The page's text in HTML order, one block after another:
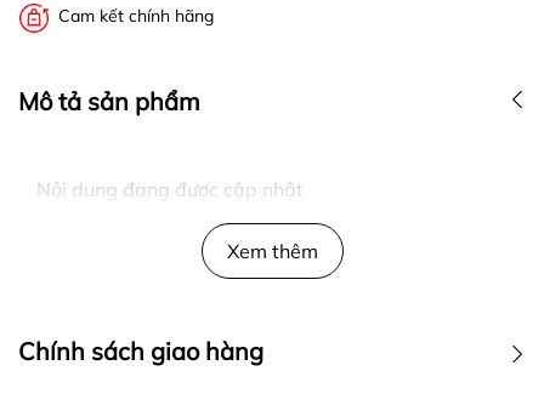
Cam kết chính hãng
Mô tả sản phẩm
Nội dung đang được cập nhật
Xem thêm
Chính sách giao hàng